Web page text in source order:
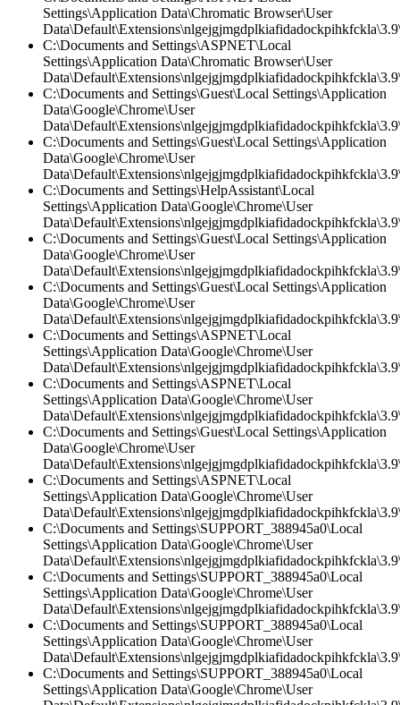
Settings\Application Data\Chromatic Browser\User
C:\Documents and Settings\ASPNET\Local
Settings\Application Data\Chromatic Browser\User
C:\Documents and Settings\Guest\Local Settings\Application
Data\Google\Chrome\User
C:\Documents and Settings\Guest\Local Settings\Application
Data\Google\Chrome\User
C:\Documents and Settings\HelpAssistant\Local
Settings\Application Data\Google\Chrome\User
C:\Documents and Settings\Guest\Local Settings\Application
Data\Google\Chrome\User
C:\Documents and Settings\Guest\Local Settings\Application
Data\Google\Chrome\User
C:\Documents and Settings\ASPNET\Local
Settings\Application Data\Google\Chrome\User
C:\Documents and Settings\ASPNET\Local
Settings\Application Data\Google\Chrome\User
C:\Documents and Settings\Guest\Local Settings\Application
Data\Google\Chrome\User
C:\Documents and Settings\ASPNET\Local
Settings\Application Data\Google\Chrome\User
C:\Documents and Settings\SUPPORT_388945a0\Local
Settings\Application Data\Google\Chrome\User
C:\Documents and Settings\SUPPORT_388945a0\Local
Settings\Application Data\Google\Chrome\User
C:\Documents and Settings\SUPPORT_388945a0\Local
Settings\Application Data\Google\Chrome\User
C:\Documents and Settings\SUPPORT_388945a0\Local
Settings\Application Data\Google\Chrome\User